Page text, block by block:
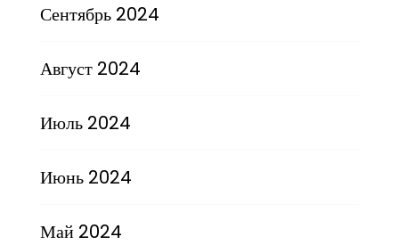
Сентябрь 2024
Август 2024
Июль 2024
Июнь 2024
Май 2024